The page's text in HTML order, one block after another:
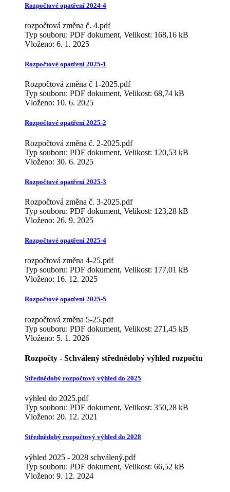
Rozpočtové opatření 2024-4
rozpočtová změna č. 4.pdf
Typ souboru: PDF dokument, Velikost: 168,16 kB
Vloženo: 6. 1. 2025
Rozpočtové opatření 2025-1
Rozpočtová změna č 1-2025.pdf
Typ souboru: PDF dokument, Velikost: 68,74 kB
Vloženo: 10. 6. 2025
Rozpočtové opatření 2025-2
Rozpočtová změna č. 2-2025.pdf
Typ souboru: PDF dokument, Velikost: 120,53 kB
Vloženo: 30. 6. 2025
Rozpočtové opatření 2025-3
Rozpočtová změna č. 3-2025.pdf
Typ souboru: PDF dokument, Velikost: 123,28 kB
Vloženo: 26. 9. 2025
Rozpočtové opatření 2025-4
rozpočtová změna 4-25.pdf
Typ souboru: PDF dokument, Velikost: 177,01 kB
Vloženo: 16. 12. 2025
Rozpočtové opatření 2025-5
rozpočtová změna 5-25.pdf
Typ souboru: PDF dokument, Velikost: 271,45 kB
Vloženo: 5. 1. 2026
Rozpočty - Schválený střednědobý výhled rozpočtu
Střednědobý rozpočtový výhled do 2025
výhled do 2025.pdf
Typ souboru: PDF dokument, Velikost: 350,28 kB
Vloženo: 20. 12. 2021
Střednědobý rozpočtový výhled do 2028
výhled 2025 - 2028 schválený.pdf
Typ souboru: PDF dokument, Velikost: 66,52 kB
Vloženo: 9. 12. 2024